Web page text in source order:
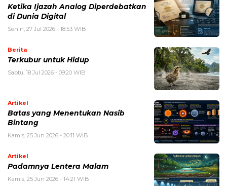
Ketika Ijazah Analog Diperdebatkan
di Dunia Digital
Senin, 27 Jul 2026 - 18:53 WIB
Berita
Terkubur untuk Hidup
Sabtu, 18 Jul 2026 - 09:20 WIB
Artikel
Batas yang Menentukan Nasib
Bintang
Kamis, 25 Jun 2026 - 20:11 WIB
Artikel
Padamnya Lentera Malam
Kamis, 25 Jun 2026 - 14:21 WIB